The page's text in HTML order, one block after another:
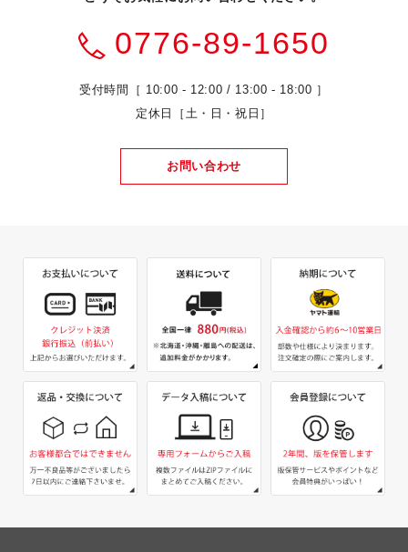
0776-89-1650
受付時間［ 10:00 - 12:00 / 13:00 - 18:00 ］
定休日［土・日・祝日］
お問い合わせ